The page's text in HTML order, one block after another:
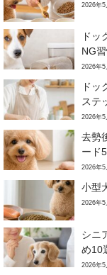
2026年5
ドッ
NG
2026年5
ドッ
ステ
2026年5
去勢
ード
2026年5
小型
2026年5
シニ
め10
2026年5